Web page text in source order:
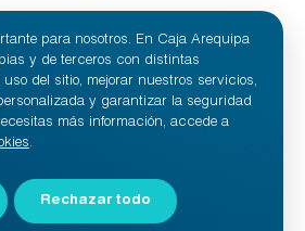
- RUC 20100209641
derechos reservados.
Ahorro y Crédito de Arequipa S.A.
para nosotros. En Caja Arequipa
y de terceros con distintas
del sitio, mejorar nuestros servicios,
y garantizar la seguridad
más información, accede a
.
Rechazar todo